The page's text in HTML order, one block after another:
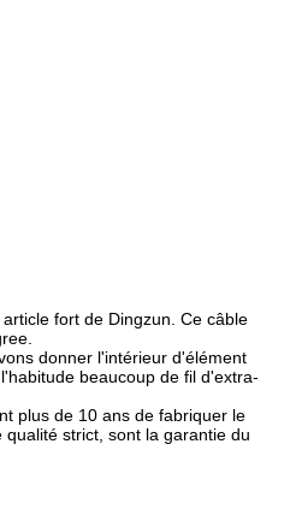
fort de Dingzun. Ce câble
donner l'intérieur d'élément
beaucoup de fil d'extra-
plus de 10 ans de fabriquer le
strict, sont la garantie du